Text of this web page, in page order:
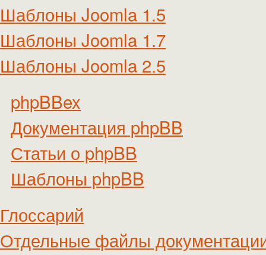
Шаблоны Joomla 1.5
Шаблоны Joomla 1.7
Шаблоны Joomla 2.5
phpBBex
Документация phpBB
Статьи о phpBB
Шаблоны phpBB
Глоссарий
Отдельные файлы